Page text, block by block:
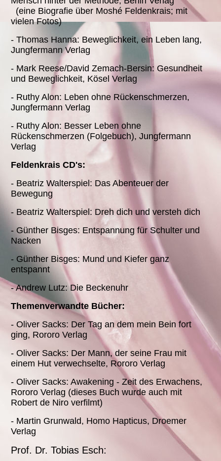
(eine Biografie über Moshé Feldenkrais; mit
vielen Fotos)
- Thomas Hanna: Beweglichkeit, ein Leben lang,
Jungfermann Verlag
- Mark Reese/David Zemach-Bersin: Gesundheit
und Beweglichkeit, Kösel Verlag
- Ruthy Alon: Leben ohne Rückenschmerzen,
Jungfermann Verlag
- Ruthy Alon: Besser Leben ohne
Rückenschmerzen (Folgebuch), Jungfermann
Verlag
Feldenkrais CD's:
- Beatriz Walterspiel: Das Abenteuer der
Bewegung
- Beatriz Walterspiel: Dreh dich und versteh dich
- Günther Bisges: Entspannung für Schulter und
Nacken
- Günther Bisges: Mund und Kiefer ganz
entspannt
- Andrew Lutz: Die Beckenuhr
Themenverwandte Bücher:
- Oliver Sacks: Der Tag an dem mein Bein fort
ging, Rororo Verlag
- Oliver Sacks: Der Mann, der seine Frau mit
einem Hut verwechselte, Rororo Verlag
- Oliver Sacks: Awakening - Zeit des Erwachens,
Rororo Verlag (dieses Buch wurde auch mit
Robert de Niro verfilmt)
- Martin Grunwald, Homo Hapticus, Droemer
Verlag
Prof. Dr. Tobias Esch: